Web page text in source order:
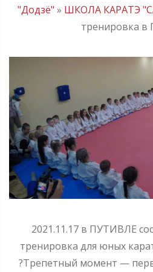
"Додзё" » ШКОЛА КАРАТЭ
тренировка в
2021.11.17 в ПУТИВЛЕ
тренировка для юных
?Трепетный момент —